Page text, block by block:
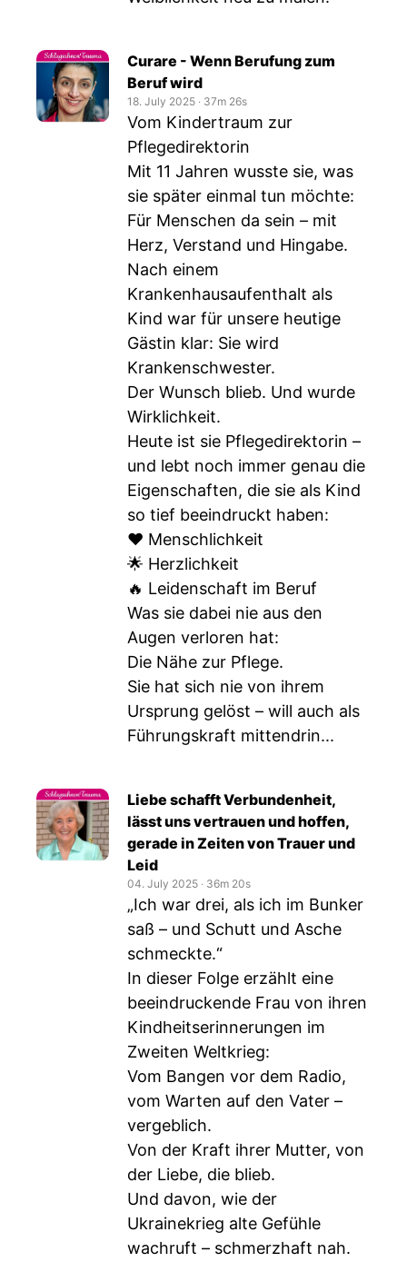
Curare - Wenn Berufung zum
Beruf wird
18. July 2025 ‧ 37m 26s
Vom Kindertraum zur
Pflegedirektorin
Mit 11 Jahren wusste sie, was
sie später einmal tun möchte:
Für Menschen da sein – mit
Herz, Verstand und Hingabe.
Nach einem
Krankenhausaufenthalt als
Kind war für unsere heutige
Gästin klar: Sie wird
Krankenschwester.
Der Wunsch blieb. Und wurde
Wirklichkeit.
Heute ist sie Pflegedirektorin –
und lebt noch immer genau die
Eigenschaften, die sie als Kind
so tief beeindruckt haben:
❤️ Menschlichkeit
🌟 Herzlichkeit
🔥 Leidenschaft im Beruf
Was sie dabei nie aus den
Augen verloren hat:
Die Nähe zur Pflege.
Sie hat sich nie von ihrem
Ursprung gelöst – will auch als
Führungskraft mittendrin...
Liebe schafft Verbundenheit,
lässt uns vertrauen und hoffen,
gerade in Zeiten von Trauer und
Leid
04. July 2025 ‧ 36m 20s
„Ich war drei, als ich im Bunker
saß – und Schutt und Asche
schmeckte.“
In dieser Folge erzählt eine
beeindruckende Frau von ihren
Kindheitserinnerungen im
Zweiten Weltkrieg:
Vom Bangen vor dem Radio,
vom Warten auf den Vater –
vergeblich.
Von der Kraft ihrer Mutter, von
der Liebe, die blieb.
Und davon, wie der
Ukrainekrieg alte Gefühle
wachruft – schmerzhaft nah.